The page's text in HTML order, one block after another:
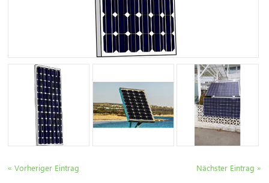
« Vorheriger Eintrag Nächster Eintrag »